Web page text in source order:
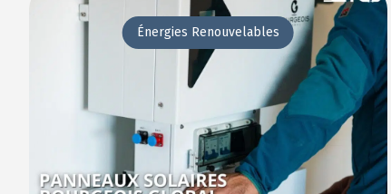
Énergies Renouvelables